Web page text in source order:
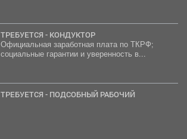
ТРЕБУЕТСЯ - КОНДУКТОР
Официальная заработная плата по ТКРФ;
социальные гарантии и уверенность в...
ТРЕБУЕТСЯ - ПОДСОБНЫЙ РАБОЧИЙ